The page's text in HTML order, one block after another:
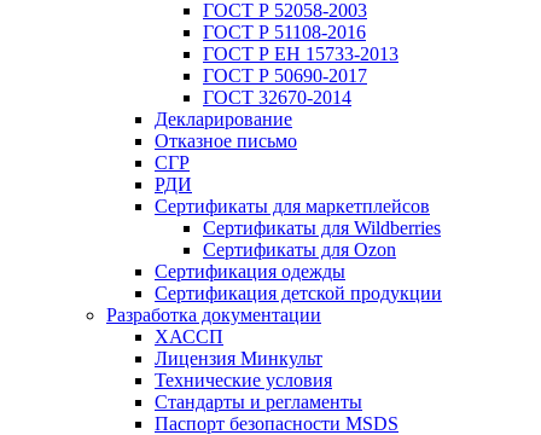
ГОСТ Р 52058-2003
ГОСТ Р 51108-2016
ГОСТ Р ЕН 15733-2013
ГОСТ Р 50690-2017
ГОСТ 32670-2014
Декларирование
Отказное письмо
СГР
РДИ
Сертификаты для маркетплейсов
Сертификаты для Wildberries
Сертификаты для Ozon
Сертификация одежды
Сертификация детской продукции
Разработка документации
ХАССП
Лицензия Минкульт
Технические условия
Стандарты и регламенты
Паспорт безопасности MSDS